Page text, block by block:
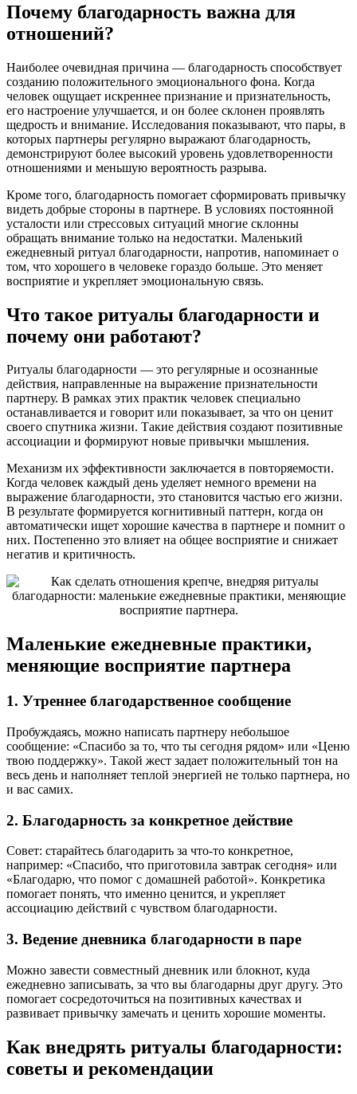
Почему благодарность важна для
отношений?
Наиболее очевидная причина — благодарность способствует
созданию положительного эмоционального фона. Когда
человек ощущает искреннее признание и признательность,
его настроение улучшается, и он более склонен проявлять
щедрость и внимание. Исследования показывают, что пары, в
которых партнеры регулярно выражают благодарность,
демонстрируют более высокий уровень удовлетворенности
отношениями и меньшую вероятность разрыва.
Кроме того, благодарность помогает сформировать привычку
видеть добрые стороны в партнере. В условиях постоянной
усталости или стрессовых ситуаций многие склонны
обращать внимание только на недостатки. Маленький
ежедневный ритуал благодарности, напротив, напоминает о
том, что хорошего в человеке гораздо больше. Это меняет
восприятие и укрепляет эмоциональную связь.
Что такое ритуалы благодарности и
почему они работают?
Ритуалы благодарности — это регулярные и осознанные
действия, направленные на выражение признательности
партнеру. В рамках этих практик человек специально
останавливается и говорит или показывает, за что он ценит
своего спутника жизни. Такие действия создают позитивные
ассоциации и формируют новые привычки мышления.
Механизм их эффективности заключается в повторяемости.
Когда человек каждый день уделяет немного времени на
выражение благодарности, это становится частью его жизни.
В результате формируется когнитивный паттерн, когда он
автоматически ищет хорошие качества в партнере и помнит о
них. Постепенно это влияет на общее восприятие и снижает
негатив и критичность.
Маленькие ежедневные практики,
меняющие восприятие партнера
1. Утреннее благодарственное сообщение
Пробуждаясь, можно написать партнеру небольшое
сообщение: «Спасибо за то, что ты сегодня рядом» или «Ценю
твою поддержку». Такой жест задает положительный тон на
весь день и наполняет теплой энергией не только партнера, но
и вас самих.
2. Благодарность за конкретное действие
Совет: старайтесь благодарить за что-то конкретное,
например: «Спасибо, что приготовила завтрак сегодня» или
«Благодарю, что помог с домашней работой». Конкретика
помогает понять, что именно ценится, и укрепляет
ассоциацию действий с чувством благодарности.
3. Ведение дневника благодарности в паре
Можно завести совместный дневник или блокнот, куда
ежедневно записывать, за что вы благодарны друг другу. Это
помогает сосредоточиться на позитивных качествах и
развивает привычку замечать и ценить хорошие моменты.
Как внедрять ритуалы благодарности:
советы и рекомендации